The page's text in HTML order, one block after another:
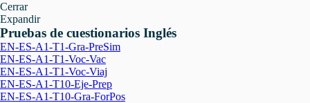
Cerrar
Expandir
Pruebas de cuestionarios Inglés
EN-ES-A1-T1-Gra-PreSim
EN-ES-A1-T1-Voc-Vac
EN-ES-A1-T1-Voc-Viaj
EN-ES-A1-T10-Eje-Prep
EN-ES-A1-T10-Gra-ForPos